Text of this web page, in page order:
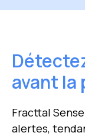
avant la
Fracttal
alertes,